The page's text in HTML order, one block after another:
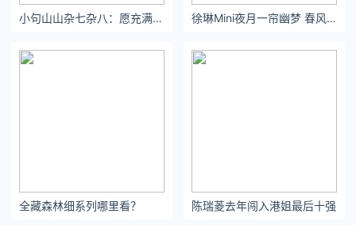
和温升豪搭档的《犀利人妻》，播出之后口碑一路飙升，被称为
宝岛版《婚姻保卫战》。
拿下两亿新台币的高票房，成为当年台湾爱情片票房冠军。（热
度和当年热映的《那些年，我们一起追过的女孩》不相上下）
小句山山杂七杂八：愿充满温柔 阳光 ​​​​ 徐琳Mini夜月一帘幽梦 春风十里柔情 ​​​​
全藏森林细系列哪里看？ 陈瑞菱去年闯入港姐最后十强